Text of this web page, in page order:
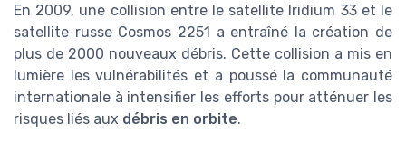
En 2009, une collision entre le satellite Iridium 33 et le
satellite russe Cosmos 2251 a entraîné la création de
plus de 2000 nouveaux débris. Cette collision a mis en
lumière les vulnérabilités et a poussé la communauté
internationale à intensifier les efforts pour atténuer les
risques liés aux débris en orbite.